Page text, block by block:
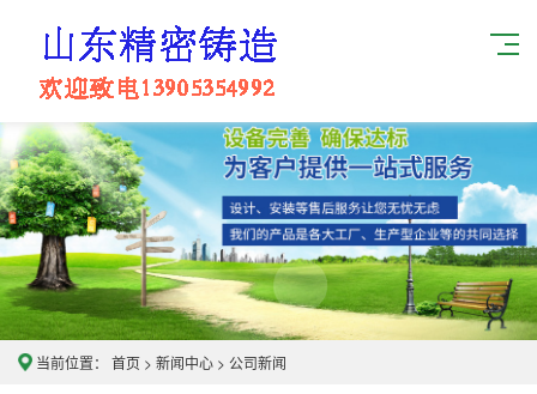
当前位置： 首页 > 新闻中心 > 公司新闻